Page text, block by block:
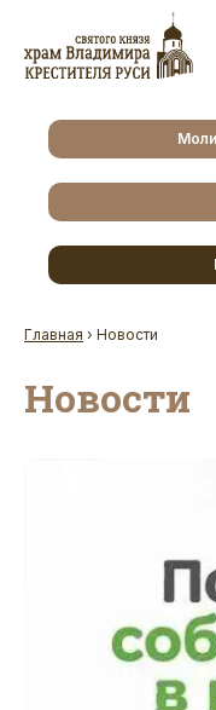
Главная › Новости
Новости